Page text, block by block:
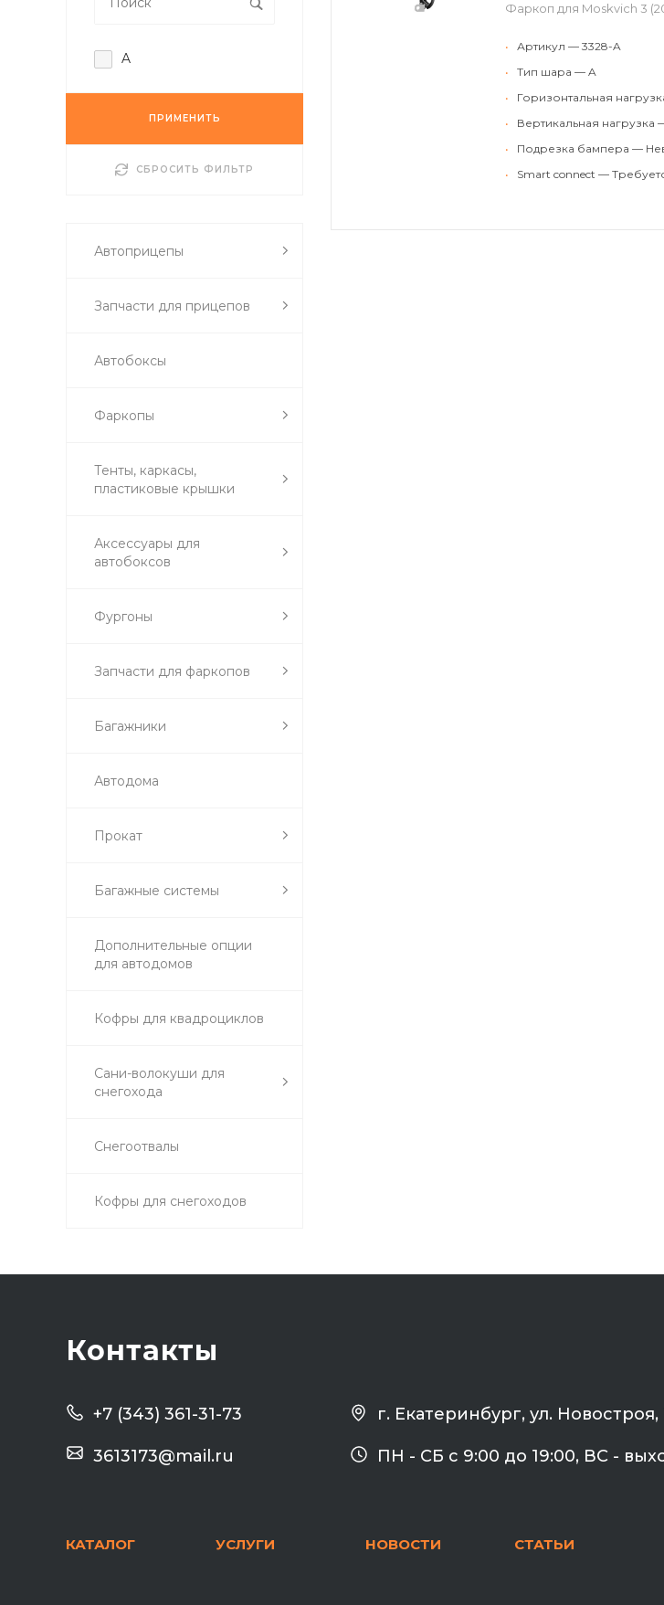
A
ПРИМЕНИТЬ
СБРОСИТЬ ФИЛЬТР
Автоприцепы
Запчасти для прицепов
Автобоксы
Фаркопы
Тенты, каркасы,
пластиковые крышки
Аксессуары для
автобоксов
Фургоны
Запчасти для фаркопов
Багажники
Автодома
Прокат
Багажные системы
Дополнительные опции
для автодомов
Кофры для квадроциклов
Сани-волокуши для
снегохода
Снегоотвалы
Кофры для снегоходов
Фаркоп для Moskvich 3
•
Артикул — 3328-A
•
Тип шара — A
•
Горизонтальная
•
Вертикальная нагрузка
•
Подрезка бампера —
•
Smart connect —
Контакты
+7 (343) 361-31-73 г. Екатеринбург, ул. Новостроя,
3613173@mail.ru ПН - СБ с 9:00 до 19:00, ВС -
КАТАЛОГ УСЛУГИ НОВОСТИ СТАТЬИ